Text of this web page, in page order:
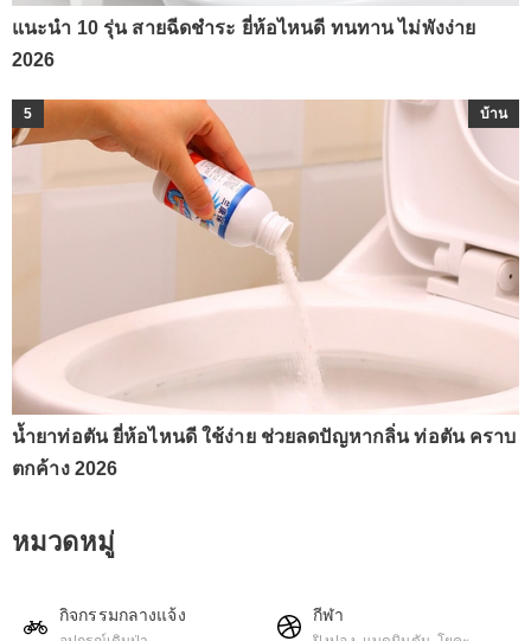
แนะนำ 10 รุ่น สายฉีดชำระ ยี่ห้อไหนดี ทนทาน ไม่พังง่าย
2026
5 บ้าน
น้ำยาท่อตัน ยี่ห้อไหนดี ใช้ง่าย ช่วยลดปัญหากลิ่น ท่อตัน คราบ
ตกค้าง 2026
หมวดหมู่
กิจกรรมกลางแจ้ง กีฬา